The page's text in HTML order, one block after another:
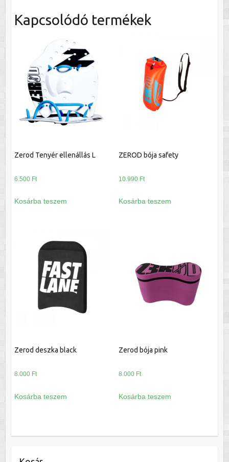
Kapcsolódó termékek
Zerod Tenyér ellenállás L
6.500 Ft
Kosárba teszem
ZEROD bója safety
10.990 Ft
Kosárba teszem
Zerod deszka black
8.000 Ft
Kosárba teszem
Zerod bója pink
8.000 Ft
Kosárba teszem